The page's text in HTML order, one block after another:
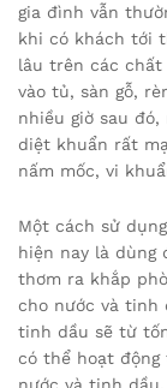
gia đình vẫn
khi có khách tới
lâu trên các chất
vào tủ, sàn gỗ,
nhiều giờ sau
diệt khuẩn rất
nấm mốc, vi
Một cách sử
hiện nay là dùng
thơm ra khắp
cho nước và tinh
tinh dầu sẽ từ
có thể hoạt động
nước và tinh